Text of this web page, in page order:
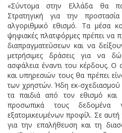
«Σύντομα στην Ελλάδα θα
Στρατηγική για την
αλγοριθμικό εθισμό. Τα μέσα
ψηφιακές πλατφόρμες πρέπει να
διαπραγματεύσεων και να
μετρήσιμες δράσεις για να
ασφάλεια έναντι του κέρδους.
και υπηρεσιών τους θα πρέπει
των χρηστών. Ήδη εκ-
τα παιδιά από τον εθισμό
προσωπικά τους δεδομένα
εξατομικευμένων προφίλ. Σε
για την επαλήθευση και τη